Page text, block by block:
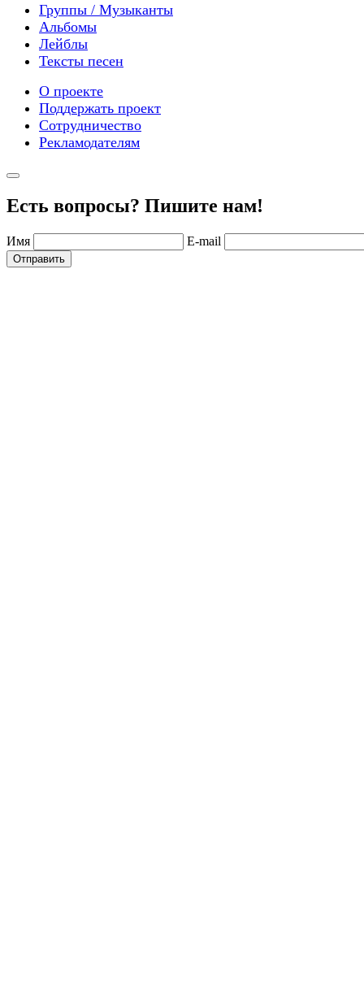
Группы / Музыканты
Альбомы
Лейблы
Тексты песен
О проекте
Поддержать проект
Сотрудничество
Рекламодателям
Есть вопросы? Пишите нам!
Имя E-mail